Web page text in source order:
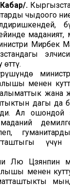
.
чыңдоого
Мирбек
менен
жана
дагы да
Ал ошондой
үчүн
Лю Цзянпин
менен